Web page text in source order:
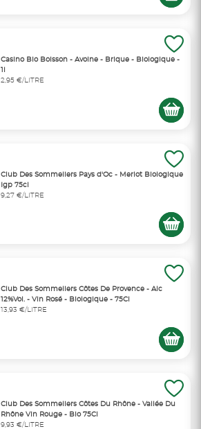
Casino Bio Boisson - Avoine - Brique - Biologique -
1l
2,95 €/LITRE
Club Des Sommeliers Pays d'Oc - Merlot Biologique
Igp 75cl
9,27 €/LITRE
Club Des Sommeliers Côtes De Provence - Alc
12%Vol. - Vin Rosé - Biologique - 75Cl
13,93 €/LITRE
Club Des Sommeliers Côtes Du Rhône - Vallée Du
Rhône Vin Rouge - Bio 75Cl
9,93 €/LITRE